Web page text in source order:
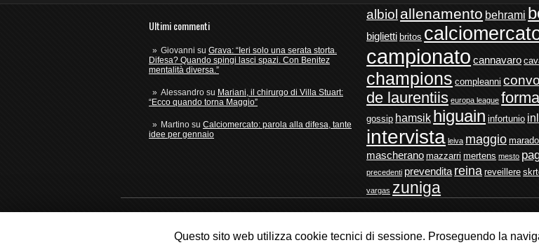
Ultimi commenti
Giovanni su Grava: “Ieri solo una serata storta.
Difesa? Quando spingi lasci spazi. Con Benitez
mentalità diversa.”
Alessandro su Mariani, il chirurgo di Villa Stuart:
“Ecco quando torna Maggio”
Martino su Calciomercato: parola alla difesa, tante
idee per gennaio
albiol allenamento behrami
biglietti britos
campionato cannavaro
champions compleanni
de laurentiis europa league
gossip hamsik higuain infortunio
intervista leiva maggio
mascherano mazzarri mertens mesto
precedenti prevendita reina reveillere
vargas zuniga
Questo sito web utilizza cookie tecnici di sessione. Proseguendo la